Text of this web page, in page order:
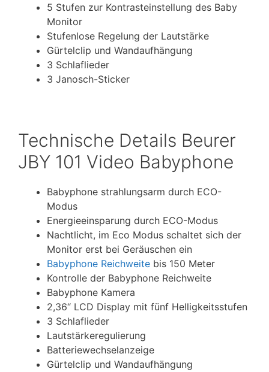
5 Stufen zur Kontrasteinstellung des Baby
Monitor
Stufenlose Regelung der Lautstärke
Gürtelclip und Wandaufhängung
3 Schlaflieder
3 Janosch-Sticker
Technische Details Beurer
JBY 101 Video Babyphone
Babyphone strahlungsarm durch ECO-
Modus
Energieeinsparung durch ECO-Modus
Nachtlicht, im Eco Modus schaltet sich der
Monitor erst bei Geräuschen ein
Babyphone Reichweite bis 150 Meter
Kontrolle der Babyphone Reichweite
Babyphone Kamera
2,36“ LCD Display mit fünf Helligkeitsstufen
3 Schlaflieder
Lautstärkeregulierung
Batteriewechselanzeige
Gürtelclip und Wandaufhängung